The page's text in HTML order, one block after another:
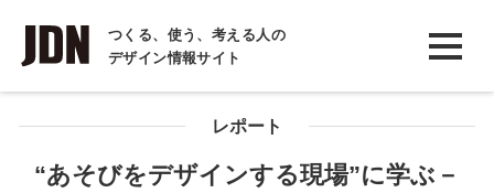
つくる、使う、考える人の
デザイン情報サイト
INTERVIEW
インタビュー
REPORT レポート
“あそびをデザインする現場”に学ぶ－